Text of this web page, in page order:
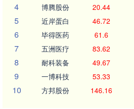
4 博腾股份 20.44
5 近岸蛋白 46.72
6 毕得医药 61.6
7 五洲医疗 83.62
8 耐科装备 49.67
9 一博科技 53.33
10 方邦股份 146.16